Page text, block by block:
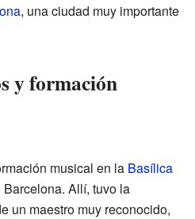
, una ciudad muy importante
y formación
musical en la Basílica
Allí, tuvo la
un maestro muy reconocido,